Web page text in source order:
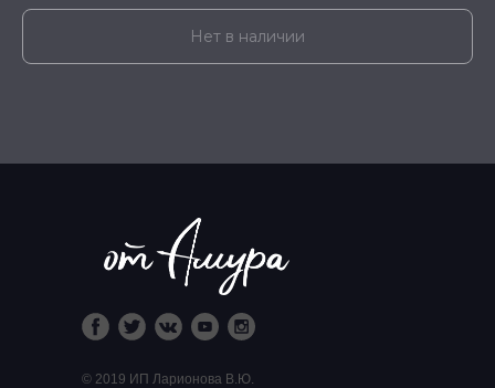
Нет в наличии
© 2019 ИП Ларионова В.Ю.